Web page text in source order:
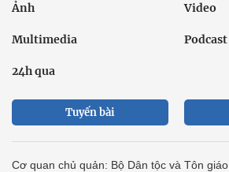
Ảnh Video
Multimedia Podcast
24h qua
Tuyến bài
Cơ quan chủ quản: Bộ Dân tộc và Tôn giáo